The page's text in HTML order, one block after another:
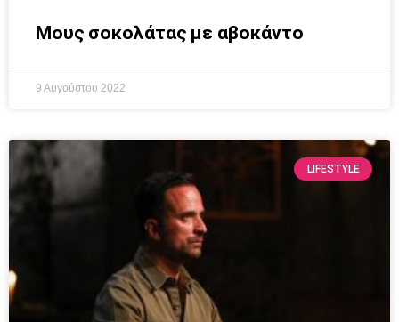
Μους σοκολάτας με αβοκάντο
9 Αυγούστου 2022
LIFESTYLE